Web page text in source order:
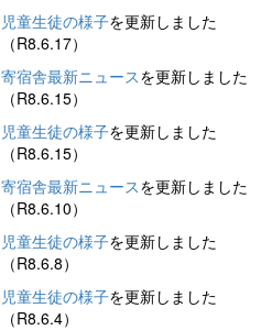
児童生徒の様子を更新しました
（R8.6.17）
寄宿舎最新ニュースを更新しました
（R8.6.15）
児童生徒の様子を更新しました
（R8.6.15）
寄宿舎最新ニュースを更新しました
（R8.6.10）
児童生徒の様子を更新しました
（R8.6.8）
児童生徒の様子を更新しました
（R8.6.4）